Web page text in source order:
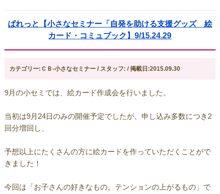
ぱれっと【小さなセミナー「自発を助ける支援グッズ 絵
カード・コミュブック】9/15.24.29
カテゴリー:ＣＢ-小さなセミナー / スタッフ: / 掲載日:2015.09.30
9月の小セミでは、絵カード作成会を行いました。
当初は9月24日のみの開催予定でしたが、申し込み多数につき2
回分増回し、
予想以上にたくさんの方に絵カードを作っていただくことがで
きました！
今回は「お子さんの好きなもの。テンションの上がるもの」で